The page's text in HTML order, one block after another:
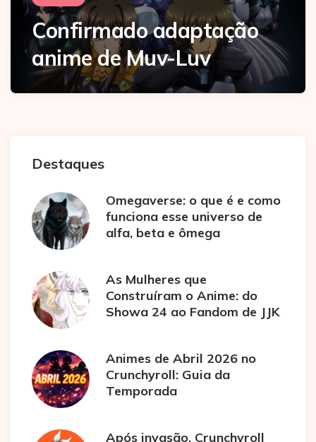
Confirmado adaptação
anime de Muv-Luv
Destaques
Omegaverse: o que é e como
funciona esse universo de
alfa, beta e ômega
As Mulheres que
Construíram o Anime: do
Showa 24 ao Fandom de JJK
Animes de Abril 2026 no
Crunchyroll: Guia da
Temporada
Após invasão, Crunchyroll